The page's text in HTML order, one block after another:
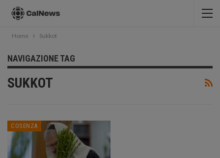
Home Sukkot
NAVIGAZIONE TAG
SUKKOT
COSENZA